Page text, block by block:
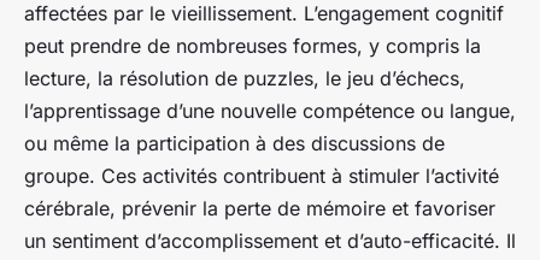
affectées par le vieillissement. L’engagement cognitif
peut prendre de nombreuses formes, y compris la
lecture, la résolution de puzzles, le jeu d’échecs,
l’apprentissage d’une nouvelle compétence ou langue,
ou même la participation à des discussions de
groupe. Ces activités contribuent à stimuler l’activité
cérébrale, prévenir la perte de mémoire et favoriser
un sentiment d’accomplissement et d’auto-efficacité. Il